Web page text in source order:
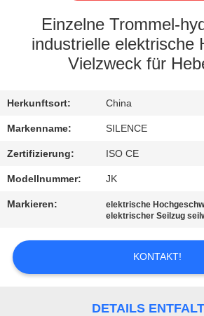
SIE
MIT
UNS
IN
VERBINDUNG
FORDERN
SIE
Einzelne Trommel-
industrielle elektrische
Vielzweck für
Herkunftsort: China
Markenname: SILENCE
Zertifizierung: ISO CE
Modellnummer: JK
Markieren: elektrische
elektrischer Seilzug
KONTAKT!
DETAILS